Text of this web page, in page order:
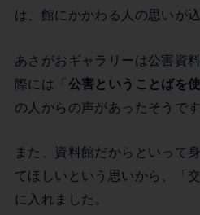
は、館にかかわる人の思いが
あさがおギャラリーは公害資
際には「公害ということばを
の人からの声があったそうです
また、資料館だからといって
てほしいという思いから、「
に入れました。